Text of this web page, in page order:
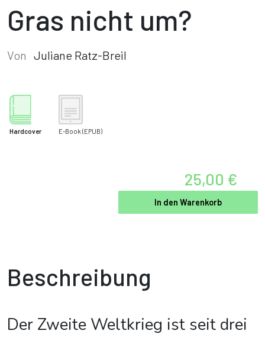
Gras nicht um?
Von Juliane Ratz-Breil
Hardcover E-Book (EPUB)
25,00 €
In den Warenkorb
Beschreibung
Der Zweite Weltkrieg ist seit drei